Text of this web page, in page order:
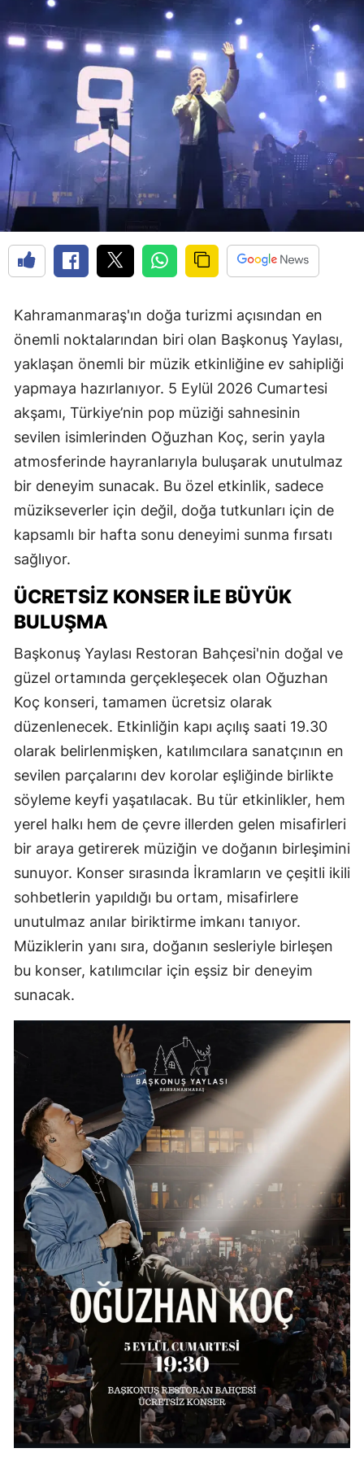
Kahramanmaraş'ın doğa turizmi açısından en
önemli noktalarından biri olan Başkonuş Yaylası,
yaklaşan önemli bir müzik etkinliğine ev sahipliği
yapmaya hazırlanıyor. 5 Eylül 2026 Cumartesi
akşamı, Türkiye’nin pop müziği sahnesinin
sevilen isimlerinden Oğuzhan Koç, serin yayla
atmosferinde hayranlarıyla buluşarak unutulmaz
bir deneyim sunacak. Bu özel etkinlik, sadece
müzikseverler için değil, doğa tutkunları için de
kapsamlı bir hafta sonu deneyimi sunma fırsatı
sağlıyor.
ÜCRETSİZ KONSER İLE BÜYÜK
BULUŞMA
Başkonuş Yaylası Restoran Bahçesi'nin doğal ve
güzel ortamında gerçekleşecek olan Oğuzhan
Koç konseri, tamamen ücretsiz olarak
düzenlenecek. Etkinliğin kapı açılış saati 19.30
olarak belirlenmişken, katılımcılara sanatçının en
sevilen parçalarını dev korolar eşliğinde birlikte
söyleme keyfi yaşatılacak. Bu tür etkinlikler, hem
yerel halkı hem de çevre illerden gelen misafirleri
bir araya getirerek müziğin ve doğanın birleşimini
sunuyor. Konser sırasında İkramların ve çeşitli ikili
sohbetlerin yapıldığı bu ortam, misafirlere
unutulmaz anılar biriktirme imkanı tanıyor.
Müziklerin yanı sıra, doğanın sesleriyle birleşen
bu konser, katılımcılar için eşsiz bir deneyim
sunacak.